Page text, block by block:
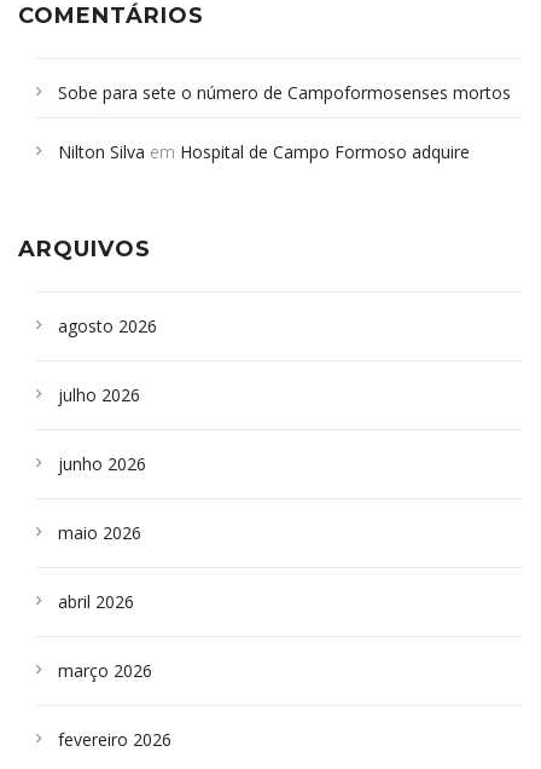
COMENTÁRIOS
Sobe para sete o número de Campoformosenses mortos
Campoformosenses que morreram em desabamentos são
Nilton Silva em Hospital de Campo Formoso adquire
ARQUIVOS
agosto 2026
julho 2026
junho 2026
maio 2026
abril 2026
março 2026
fevereiro 2026